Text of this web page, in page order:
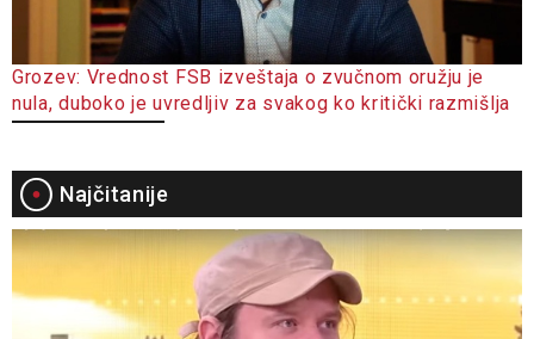
Grozev: Vrednost FSB izveštaja o zvučnom oružju je
nula, duboko je uvredljiv za svakog ko kritički razmišlja
Najčitanije